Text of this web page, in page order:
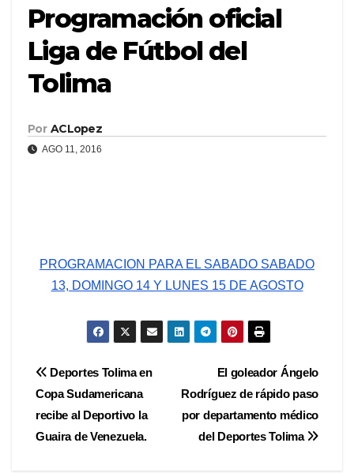
Programación oficial
Liga de Fútbol del
Tolima
Por ACLopez
AGO 11, 2016
PROGRAMACION PARA EL SABADO SABADO
13, DOMINGO 14 Y LUNES 15 DE AGOSTO
Navegación
de
entradas
El goleador Ángelo
Rodríguez de rápido paso
por departamento médico
del Deportes Tolima
Deportes Tolima en
Copa Sudamericana
recibe al Deportivo la
Guaira de Venezuela.